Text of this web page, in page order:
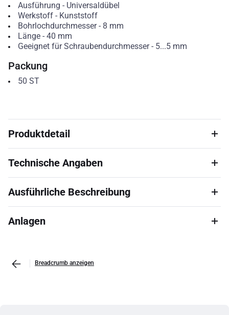
Ausführung - Universaldübel
Werkstoff- Kunststoff
Bohrlochdurchmesser- 8 mm
Länge- 40 mm
Geeignet für Schraubendurchmesser- 5...5 mm
Packung
50 ST
Produktdetail
Technische Angaben
Ausführliche Beschreibung
Anlagen
Breadcrumb anzeigen